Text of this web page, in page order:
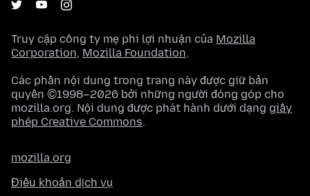
Truy cập công ty mẹ phi lợi nhuận của Mozilla
Corporation, Mozilla Foundation.
Các phần nội dung trong trang này được giữ bản
quyền ©1998–2026 bởi những người đóng góp cho
mozilla.org. Nội dung được phát hành dưới dạng giấy
phép Creative Commons.
mozilla.org
Điều khoản dịch vụ